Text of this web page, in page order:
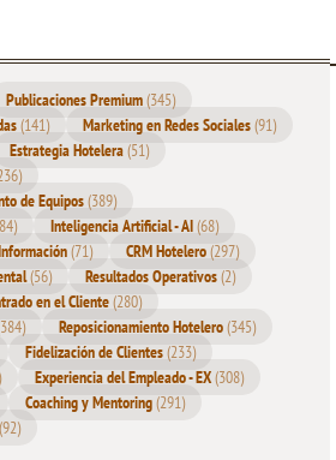
Publicaciones Premium(345)
(141) Marketing en Redes Sociales(91)
Estrategia Hotelera(51)
de Equipos(389)
Inteligencia Artificial - AI(68)
(71) CRM Hotelero(297)
(56) Resultados Operativos(2)
en el Cliente(280)
Reposicionamiento Hotelero(345)
Fidelización de Clientes(233)
Experiencia del Empleado - EX(308)
Coaching y Mentoring(291)
(92)